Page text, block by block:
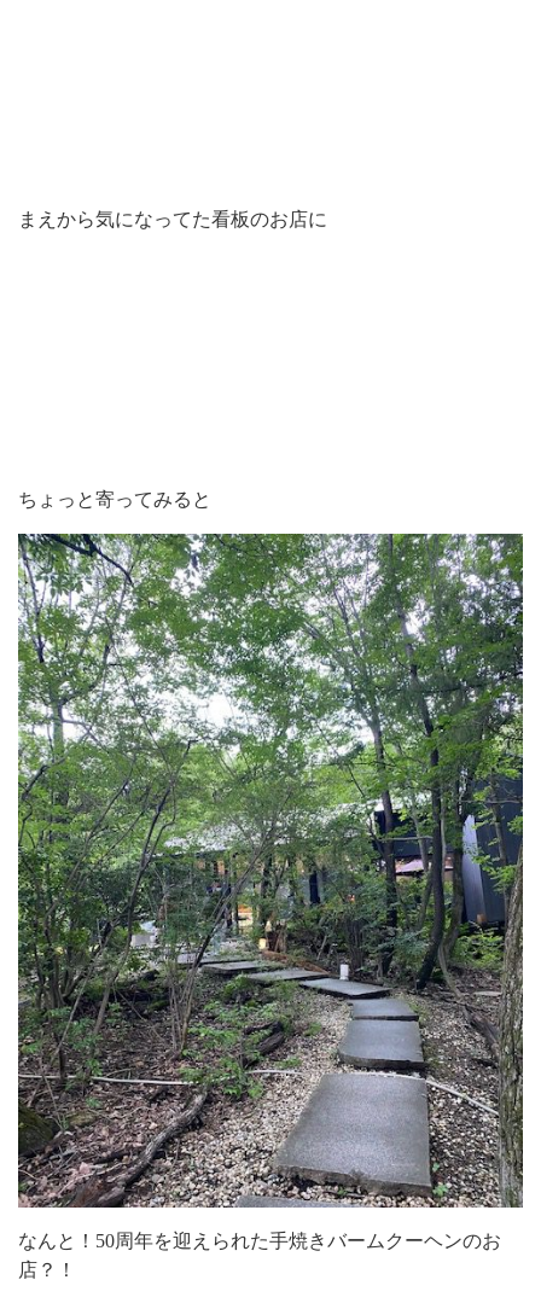
まえから気になってた看板のお店に
ちょっと寄ってみると
なんと！50周年を迎えられた手焼きバームクーヘンのお
店？！